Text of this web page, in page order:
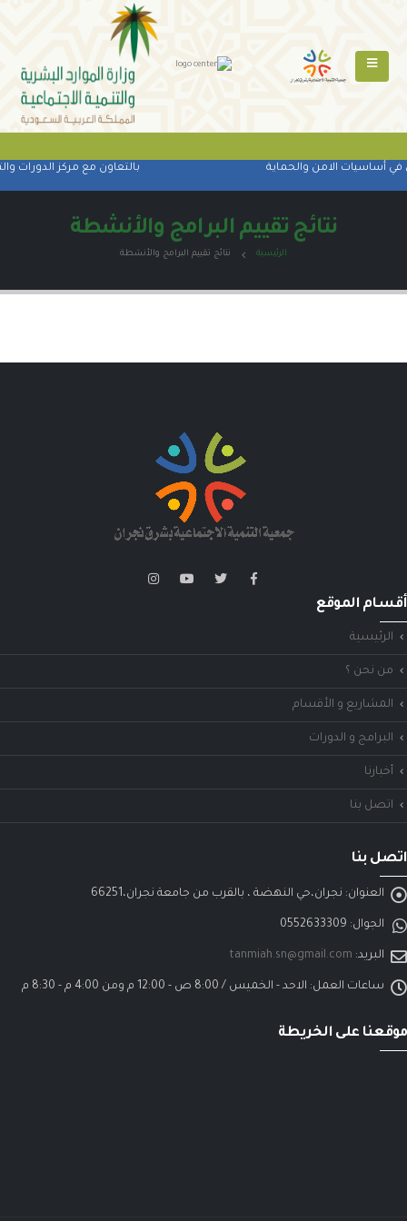
في أساسيات الامن والحماية بالتعاون مع مركز الدورات
نتائج تقييم البرامج والأنشطة
الرئيسية نتائج تقييم البرامج والأنشطة
أقسام الموقع
الرئيسية
من نحن ؟
المشاريع و الأقسام
البرامج و الدورات
أخبارنا
اتصل بنا
اتصل بنا
العنوان: نجران،حي النهضة ، بالقرب من جامعة نجران،66251
الجوال: 0552633309
البريد: tanmiah.sn@gmail.com
ساعات العمل: الاحد - الخميس / 8:00 ص - 12:00 م ومن 4:00 م - 8:30 م
موقعنا على الخريطة